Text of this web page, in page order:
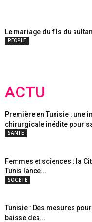
Le mariage du fils du
PEOPLE
ACTU
Première en Tunisie : une
chirurgicale inédite pour
SANTE
Femmes et sciences : la
Tunis lance...
SOCIETE
Tunisie : Des mesures
baisse des...